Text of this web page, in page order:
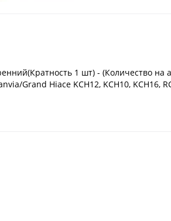
1 шт) - (Количество на
Grand Hiace KCH12, KCH10, KCH16,